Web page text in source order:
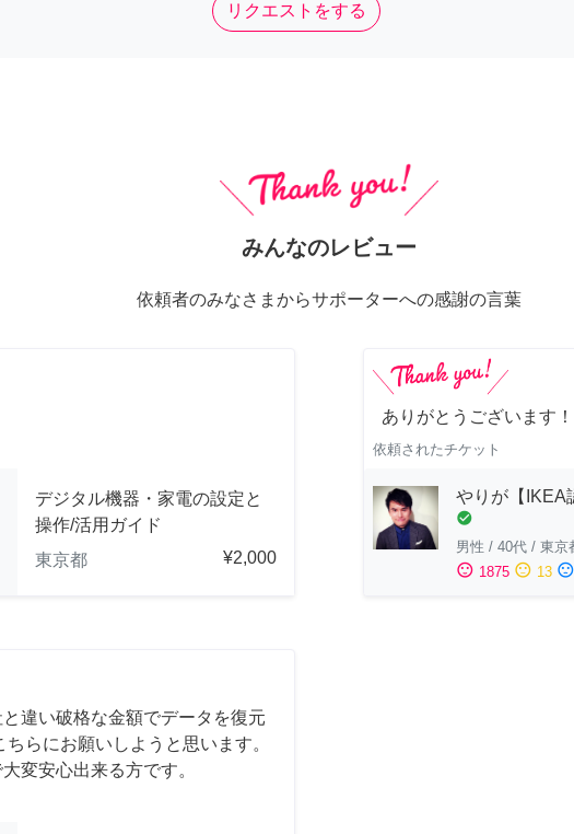
リクエストをする
みんなのレビュー
依頼者のみなさまからサポーターへの感謝の言葉
デジタル機器・家電の設定と
操作/活用ガイド
東京都
¥2,000
ありがとうございます！
依頼されたチケット
やりが【IKEA
check_circle
男性 / 40代 / 東京
sentiment_satisfied 1875 sentiment_neutral 13 sentiment_dissatisfied
違い破格な金額でデータを復元
らにお願いしようと思います。
変安心出来る方です。